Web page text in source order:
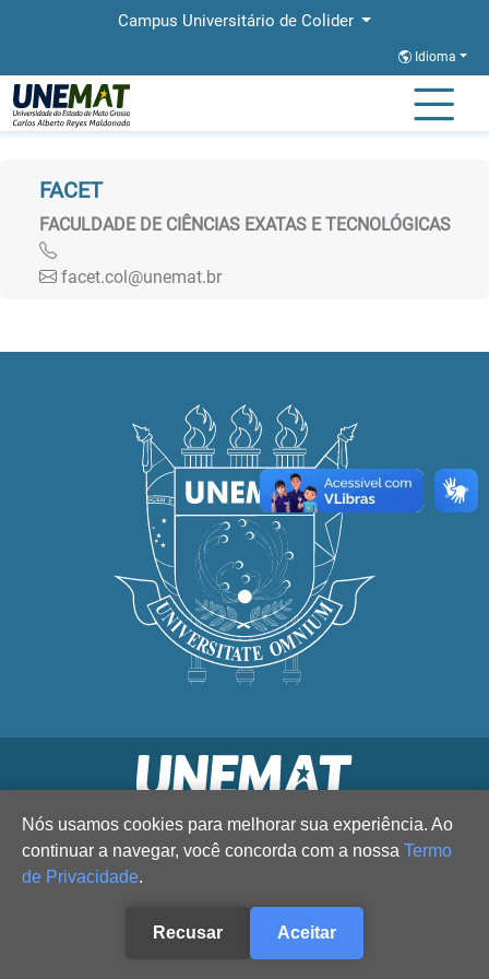
Campus Universitário de Colider
Idioma
Página Inicial
FACET
FACULDADE DE CIÊNCIAS EXATAS E TECNOLÓGICAS
facet.col@unemat.br
Nós usamos cookies para melhorar sua experiência. Ao
continuar a navegar, você concorda com a nossa Termo
de Privacidade.
Recusar Aceitar